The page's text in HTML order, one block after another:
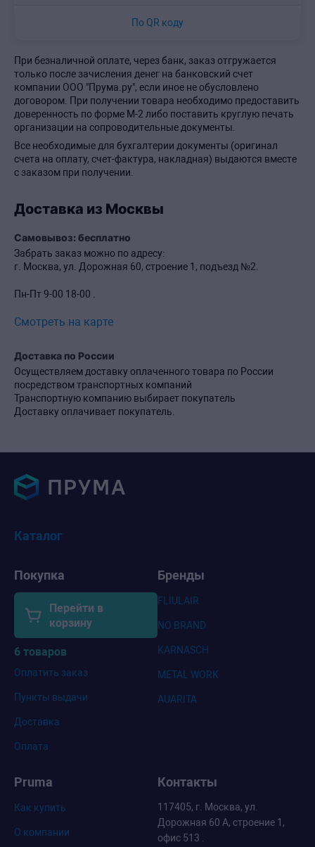
По QR коду
При безналичной оплате, через банк, заказ отгружается
только после зачисления денег на банковский счет
компании ООО "Прума.ру", если иное не обусловлено
договором. При получении товара необходимо предоставить
доверенность по форме М-2 либо поставить круглую печать
организации на сопроводительные документы.
Все необходимые для бухгалтерии документы (оригинал
счета на оплату, счет-фактура, накладная) выдаются вместе
с заказом при получении.
Доставка из Москвы
Самовывоз: бесплатно
Забрать заказ можно по адресу:
г. Москва, ул. Дорожная 60, строение 1, подъезд №2.
Пн-Пт 9-00 18-00 .
Смотреть на карте
Доставка по России
Осуществляем доставку оплаченного товара по России
посредством транспортных компаний
Транспортную компанию выбирает покупатель
Доставку оплачивает покупатель.
Каталог
Покупка
Перейти в
корзину
6 товаров
Оплатить заказ
Пункты выдачи
Доставка
Оплата
Бренды
FLIULAIR
NO BRAND
KARNASCH
METAL WORK
AUARITA
Pruma
Как купить
О компании
Контакты
117405, г. Москва, ул.
Дорожная 60 А, строение 1,
офис 513 .